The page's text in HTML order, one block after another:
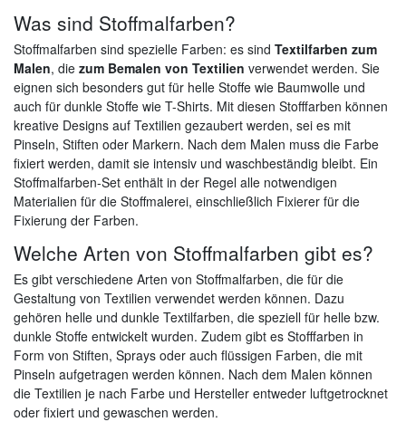
Was sind Stoffmalfarben?
Stoffmalfarben sind spezielle Farben: es sind Textilfarben zum
Malen, die zum Bemalen von Textilien verwendet werden. Sie
eignen sich besonders gut für helle Stoffe wie Baumwolle und
auch für dunkle Stoffe wie T-Shirts. Mit diesen Stofffarben können
kreative Designs auf Textilien gezaubert werden, sei es mit
Pinseln, Stiften oder Markern. Nach dem Malen muss die Farbe
fixiert werden, damit sie intensiv und waschbeständig bleibt. Ein
Stoffmalfarben-Set enthält in der Regel alle notwendigen
Materialien für die Stoffmalerei, einschließlich Fixierer für die
Fixierung der Farben.
Welche Arten von Stoffmalfarben gibt es?
Es gibt verschiedene Arten von Stoffmalfarben, die für die
Gestaltung von Textilien verwendet werden können. Dazu
gehören helle und dunkle Textilfarben, die speziell für helle bzw.
dunkle Stoffe entwickelt wurden. Zudem gibt es Stofffarben in
Form von Stiften, Sprays oder auch flüssigen Farben, die mit
Pinseln aufgetragen werden können. Nach dem Malen können
die Textilien je nach Farbe und Hersteller entweder luftgetrocknet
oder fixiert und gewaschen werden.